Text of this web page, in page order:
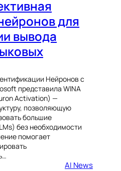
для
вывода
Нейронов с
представила WINA
Activation) —
позволяющую
большие
без необходимости
помогает
AI News